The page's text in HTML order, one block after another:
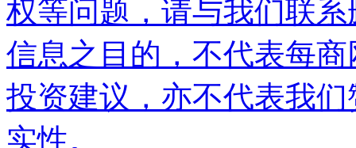
权等问题，请与我们联
信息之目的，不代表每
投资建议，亦不代表我
实性。